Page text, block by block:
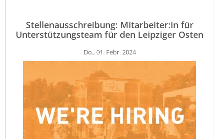
Stellenausschreibung: Mitarbeiter:in für
Unterstützungsteam für den Leipziger Osten
Do., 01. Febr. 2024